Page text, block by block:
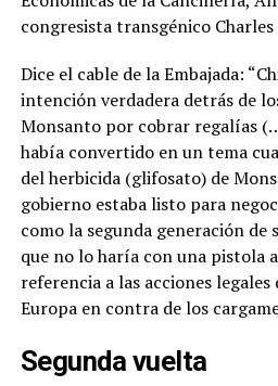
congresista transgénico Charles
Dice el cable de la Embajada:
intención verdadera detrás de
Monsanto por cobrar regalías
había convertido en un tema
del herbicida (glifosato) de
gobierno estaba listo para
como la segunda generación de
que no lo haría con una pistola
referencia a las acciones
Europa en contra de los
Segunda vuelta